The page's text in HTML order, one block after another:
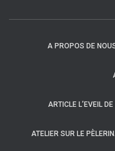
A PROPOS DE
ARTICLE L’EVEIL
ATELIER SUR LE